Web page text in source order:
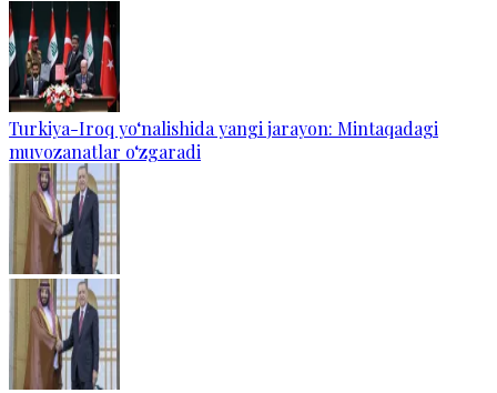
Turkiya-Iroq yo‘nalishida yangi jarayon: Mintaqadagi
muvozanatlar o‘zgaradi